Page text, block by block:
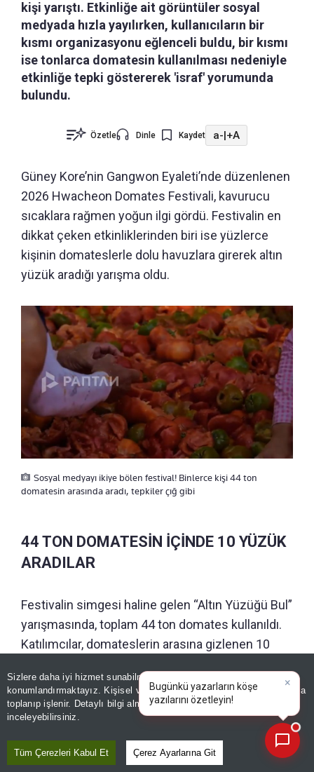
Sizlere daha iyi hizmet sunabilmek adına sitemizde
konumlandırmaktayız. Kişisel verileriniz, KVKK ve GDPR kapsamında
toplanıp işlenir. Detaylı bilgi almak içinAydınlatma Metnimizi
inceleyebilirsiniz.
Tüm Çerezleri Kabul Et Çerez Ayarlarına Git
kişi yarıştı. Etkinliğe ait görüntüler sosyal
medyada hızla yayılırken, kullanıcıların bir
kısmı organizasyonu eğlenceli buldu, bir kısmı
ise tonlarca domatesin kullanılması nedeniyle
etkinliğe tepki göstererek 'israf' yorumunda
bulundu.
Özetle Dinle Kaydet a-|+A
Güney Kore’nin Gangwon Eyaleti’nde düzenlenen
2026 Hwacheon Domates Festivali, kavurucu
sıcaklara rağmen yoğun ilgi gördü. Festivalin en
dikkat çeken etkinliklerinden biri ise yüzlerce
kişinin domateslerle dolu havuzlara girerek altın
yüzük aradığı yarışma oldu.
Sosyal medyayı ikiye bölen festival! Binlerce kişi 44 ton
domatesin arasında aradı, tepkiler çığ gibi
44 TON DOMATESİN İÇİNDE 10 YÜZÜK
ARADILAR
Festivalin simgesi haline gelen “Altın Yüzüğü Bul”
yarışmasında, toplam 44 ton domates kullanıldı.
Katılımcılar, domateslerin arasına gizlenen 10
sıcaklar nedeniyle yarışma, bu yıl yalnızca sabah
saatlerinde gerçekleştirildi.
|